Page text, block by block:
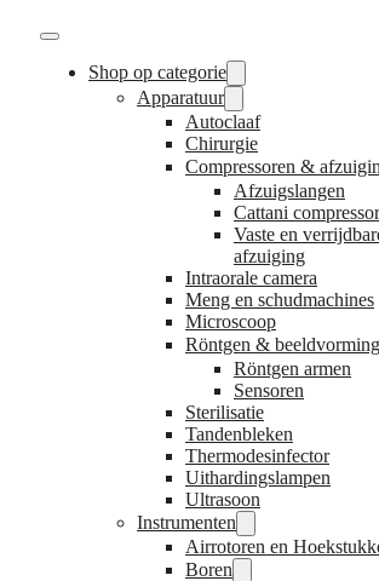
Shop op categorie
Apparatuur
Autoclaaf
Chirurgie
Compressoren &
Afzuigslangen
Cattani
Vaste en
afzuiging
Intraorale camera
Meng en schudmachines
Microscoop
Röntgen & beeldvorming
Röntgen armen
Sensoren
Sterilisatie
Tandenbleken
Thermodesinfector
Uithardingslampen
Ultrasoon
Instrumenten
Airrotoren en
Boren